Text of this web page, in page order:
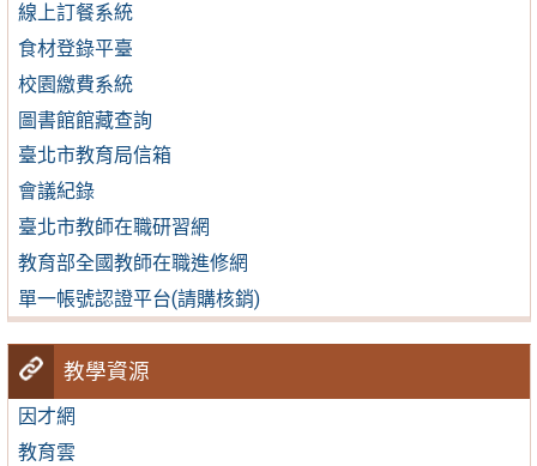
線上訂餐系統
食材登錄平臺
校園繳費系統
圖書館館藏查詢
臺北市教育局信箱
會議紀錄
臺北市教師在職研習網
教育部全國教師在職進修網
單一帳號認證平台(請購核銷)
教學資源
因才網
教育雲